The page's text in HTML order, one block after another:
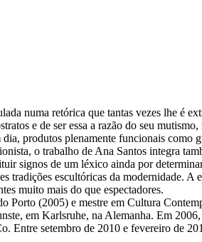
numa retórica que tantas vezes lhe é
e de ser essa a razão do seu
produtos plenamente funcionais
o trabalho de Ana Santos integra
signos de um léxico ainda por
escultóricas da modernidade.
muito mais do que espectadores.
Porto (2005) e mestre em Cultura
em Karlsruhe, na Alemanha. Em
Entre setembro de 2010 e fevereiro de